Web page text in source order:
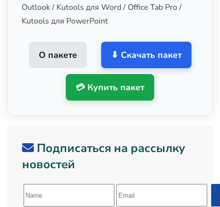
Outlook / Kutools для Word / Office Tab Pro /
Kutools для PowerPoint
О пакете ⬇ Скачать пакет
💳 Купить пакет
Подписаться на рассылку
новостей